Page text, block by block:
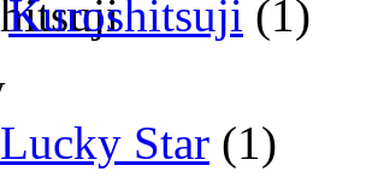
Kuroshitsuji (1)
Lucky Star (1)